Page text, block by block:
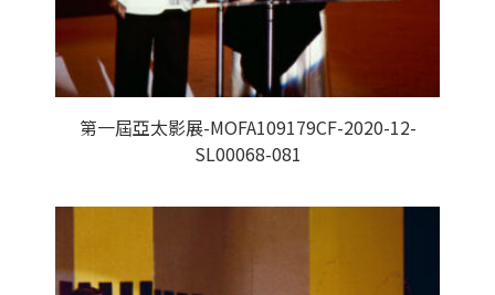
第一屆亞太影展-MOFA109179CF-2020-12-
SL00068-081